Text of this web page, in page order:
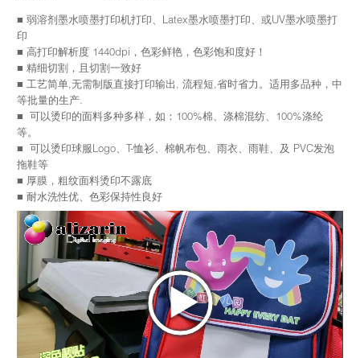
■ 弱溶剂墨水喷墨打印机打印、Latex墨水喷墨打印、或UV墨水喷墨打
印
■ 高打印解析度 1440dpi，色彩鲜艳，色彩饱和度好！
■ 精细切割，且切割一致好
■ 工艺简单,无需制版直接打印输出, 流程短,省时省力。适用多品种，中
等批量的生产.
■ 可以烫印的面料多种多样，如：100%棉、涤棉混纺、100%涤纶
等。
■ 可以烫印球服Logo、T-恤衫、棉帆布包、雨衣、雨鞋、及 PVC发泡
拖鞋等
■ 厚膜，粗纹面料烫印不露底
■ 耐水洗性优、色彩保持性良好